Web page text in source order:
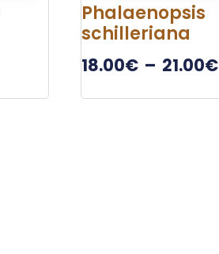
Phalaenopsis
schilleriana
18.00€ – 21.00€